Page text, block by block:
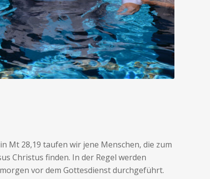
Mt 28,19 taufen wir jene Menschen, die zum
Christus finden. In der Regel werden
vor dem Gottesdienst durchgeführt.